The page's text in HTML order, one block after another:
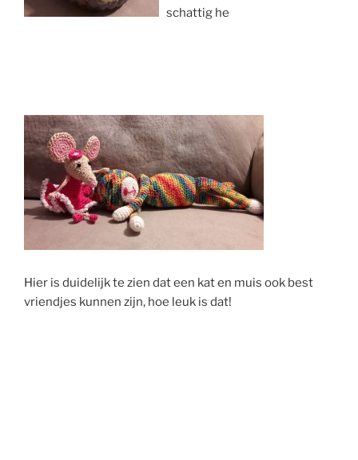
schattig he
Hier is duidelijk te zien dat een kat en muis ook best
vriendjes kunnen zijn, hoe leuk is dat!